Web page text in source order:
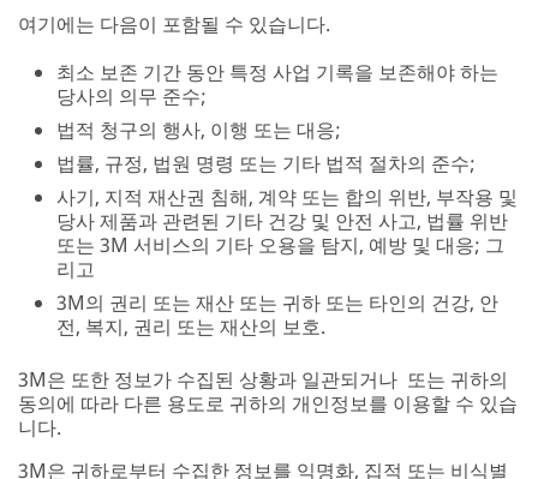
여기에는 다음이 포함될 수 있습니다.
최소 보존 기간 동안 특정 사업 기록을 보존해야 하는
당사의 의무 준수;
법적 청구의 행사, 이행 또는 대응;
법률, 규정, 법원 명령 또는 기타 법적 절차의 준수;
사기, 지적 재산권 침해, 계약 또는 합의 위반, 부작용 및
당사 제품과 관련된 기타 건강 및 안전 사고, 법률 위반
또는 3M 서비스의 기타 오용을 탐지, 예방 및 대응; 그
리고
3M의 권리 또는 재산 또는 귀하 또는 타인의 건강, 안
전, 복지, 권리 또는 재산의 보호.
3M은 또한 정보가 수집된 상황과 일관되거나 또는 귀하의
동의에 따라 다른 용도로 귀하의 개인정보를 이용할 수 있습
니다.
3M은 귀하로부터 수집한 정보를 익명화, 집적 또는 비식별